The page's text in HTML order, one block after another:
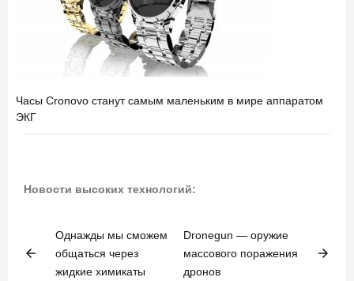
Часы Cronovo станут самым маленьким в мире аппаратом
ЭКГ
Новости высоких технологий:
arrow_back
Однажды мы сможем
общаться через
жидкие химикаты
Dronegun — оружие
массового поражения
дронов
arrow_forward